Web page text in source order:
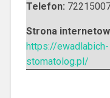
Telefon:
Strona
https://ewadlabich-
stomatolog.pl/